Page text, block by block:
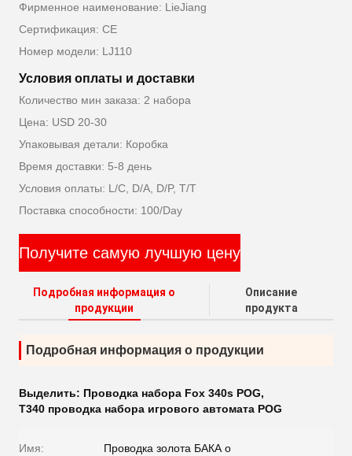
Фирменное наименование: LieJiang
Сертификация: CE
Номер модели: LJ110
Условия оплаты и доставки
Количество мин заказа: 2 набора
Цена: USD 20-30
Упаковывая детали: Коробка
Время доставки: 5-8 день
Условия оплаты: L/C, D/A, D/P, T/T
Поставка способности: 100/Day
Получите самую лучшую цену
Подробная информация о
продукции
Описание
продукта
Подробная информация о продукции
Выделить: Проводка набора Fox 340s POG,
T340 проводка набора игрового автомата POG
Имя: Проводка золота БАКА o